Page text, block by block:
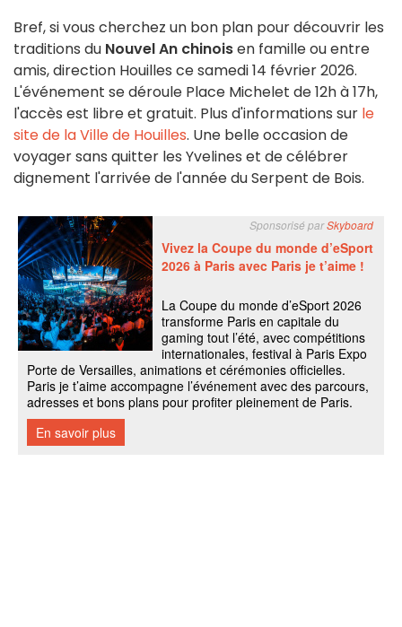
Bref, si vous cherchez un bon plan pour découvrir les
traditions du Nouvel An chinoisen famille ou entre
amis, direction Houilles ce samedi 14 février 2026.
L'événement se déroule Place Michelet de 12h à 17h,
l'accès est libre et gratuit. Plus d'informations sur le
site de la Ville de Houilles. Une belle occasion de
voyager sans quitter les Yvelines et de célébrer
dignement l'arrivée de l'année du Serpent de Bois.